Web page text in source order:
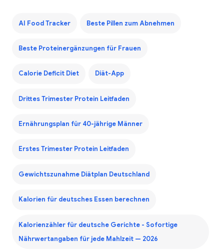
AI Food Tracker Beste Pillen zum Abnehmen
Beste Proteinergänzungen für Frauen
Calorie Deficit Diet Diät-App
Drittes Trimester Protein Leitfaden
Ernährungsplan für 40-jährige Männer
Erstes Trimester Protein Leitfaden
Gewichtszunahme Diätplan Deutschland
Kalorien für deutsches Essen berechnen
Kalorienzähler für deutsche Gerichte - Sofortige
Nährwertangaben für jede Mahlzeit — 2026